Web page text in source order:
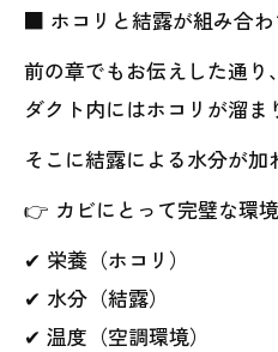
■ ホコリと結露が組み合
前の章でもお伝えした通り、
ダクト内にはホコリが溜ま
そこに結露による水分が
👉 カビにとって完璧な環
✔ 栄養（ホコリ）
✔ 水分（結露）
✔ 温度（空調環境）